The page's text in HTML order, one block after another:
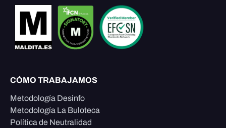
CÓMO TRABAJAMOS
Metodología Desinfo
Metodología La Buloteca
Política de Neutralidad